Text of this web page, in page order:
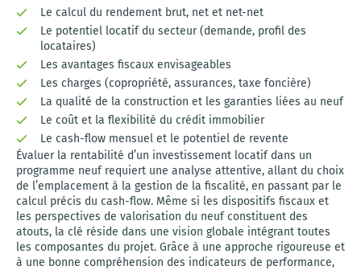
Le calcul du rendement brut, net et net-net
Le potentiel locatif du secteur (demande, profil des
locataires)
Les avantages fiscaux envisageables
Les charges (copropriété, assurances, taxe foncière)
La qualité de la construction et les garanties liées au neuf
Le coût et la flexibilité du crédit immobilier
Le cash-flow mensuel et le potentiel de revente
Évaluer la rentabilité d’un investissement locatif dans un
programme neuf requiert une analyse attentive, allant du choix
de l’emplacement à la gestion de la fiscalité, en passant par le
calcul précis du cash-flow. Même si les dispositifs fiscaux et
les perspectives de valorisation du neuf constituent des
atouts, la clé réside dans une vision globale intégrant toutes
les composantes du projet. Grâce à une approche rigoureuse et
à une bonne compréhension des indicateurs de performance,